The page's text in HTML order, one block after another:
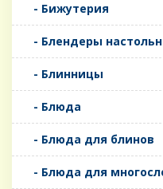
- Бижутерия
- Блендеры
- Блинницы
- Блюда
- Блюда для блинов
- Блюда для